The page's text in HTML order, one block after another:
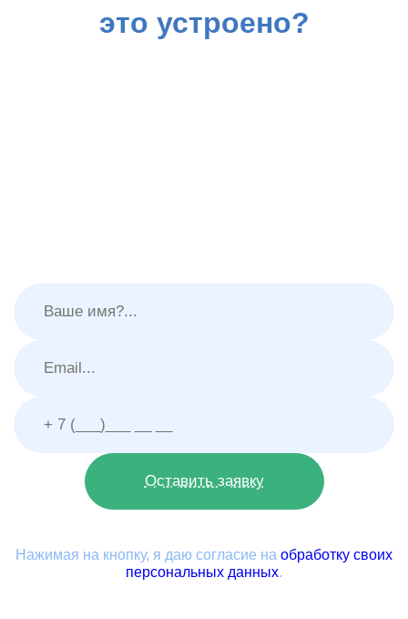
это устроено?
Нажимая на кнопку, я даю согласие на обработку своих
персональных данных.